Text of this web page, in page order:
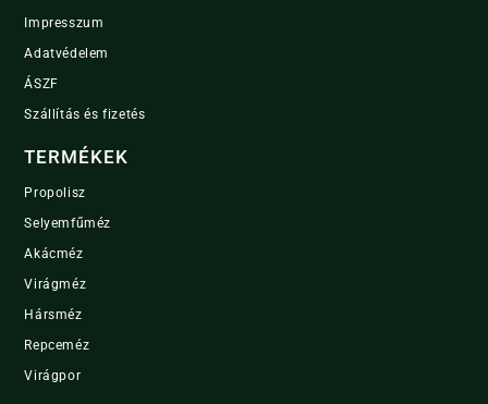
Impresszum
Adatvédelem
ÁSZF
Szállítás és fizetés
TERMÉKEK
Propolisz
Selyemfűméz
Akácméz
Virágméz
Hársméz
Repceméz
Virágpor